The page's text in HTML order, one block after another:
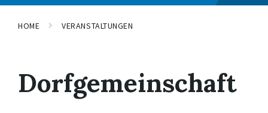
HOME VERANSTALTUNGEN
Dorfgemeinschaft